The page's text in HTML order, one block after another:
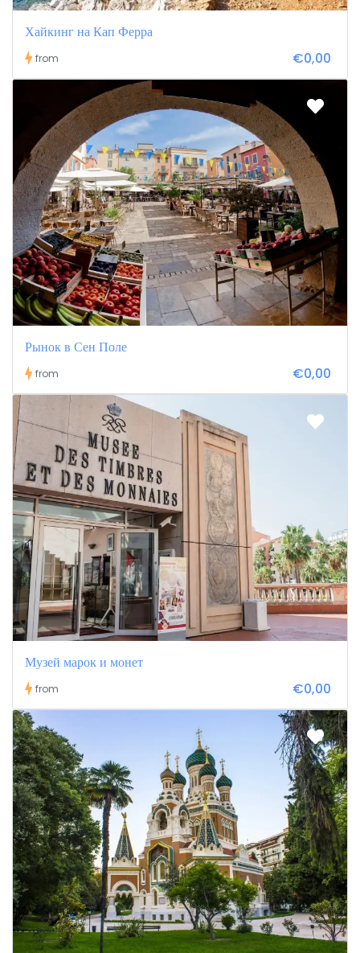
Хайкинг на Кап Ферра
from €0,00
Рынок в Сен Поле
from €0,00
Музей марок и монет
from €0,00